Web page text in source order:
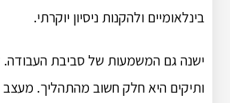
בינלאומיים ולהקנות ניסיון יוקרתי.
ישנה גם המשמעות של סביבת
ותיקים היא חלק חשוב מהתהליך.